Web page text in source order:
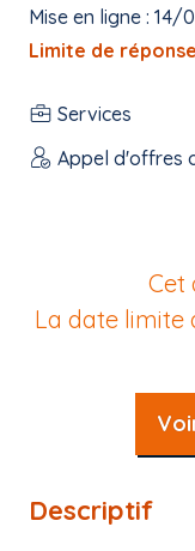
Mise en ligne : 14/
Limite de
Services
Appel d'offres
Cet
La date limite
Descriptif